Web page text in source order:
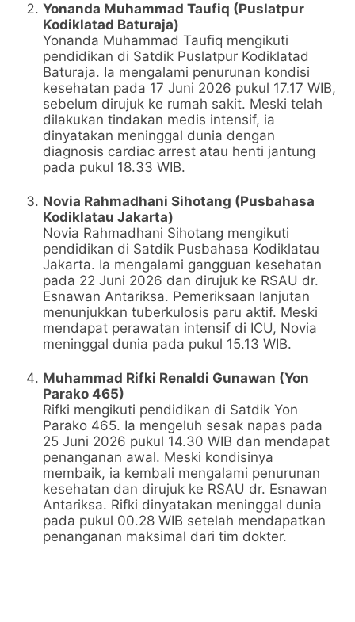
Yonanda Muhammad Taufiq (Puslatpur
Kodiklatad Baturaja)
Yonanda Muhammad Taufiq mengikuti
pendidikan di Satdik Puslatpur Kodiklatad
Baturaja. Ia mengalami penurunan kondisi
kesehatan pada 17 Juni 2026 pukul 17.17 WIB,
sebelum dirujuk ke rumah sakit. Meski telah
dilakukan tindakan medis intensif, ia
dinyatakan meninggal dunia dengan
diagnosis cardiac arrest atau henti jantung
pada pukul 18.33 WIB.
Novia Rahmadhani Sihotang (Pusbahasa
Kodiklatau Jakarta)
Novia Rahmadhani Sihotang mengikuti
pendidikan di Satdik Pusbahasa Kodiklatau
Jakarta. Ia mengalami gangguan kesehatan
pada 22 Juni 2026 dan dirujuk ke RSAU dr.
Esnawan Antariksa. Pemeriksaan lanjutan
menunjukkan tuberkulosis paru aktif. Meski
mendapat perawatan intensif di ICU, Novia
meninggal dunia pada pukul 15.13 WIB.
Muhammad Rifki Renaldi Gunawan (Yon
Parako 465)
Rifki mengikuti pendidikan di Satdik Yon
Parako 465. Ia mengeluh sesak napas pada
25 Juni 2026 pukul 14.30 WIB dan mendapat
penanganan awal. Meski kondisinya
membaik, ia kembali mengalami penurunan
kesehatan dan dirujuk ke RSAU dr. Esnawan
Antariksa. Rifki dinyatakan meninggal dunia
pada pukul 00.28 WIB setelah mendapatkan
penanganan maksimal dari tim dokter.